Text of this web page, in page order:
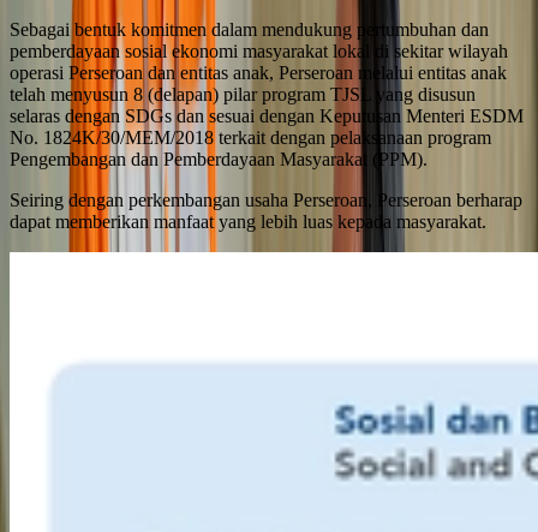
Sebagai bentuk komitmen dalam mendukung pertumbuhan dan
pemberdayaan sosial ekonomi masyarakat lokal di sekitar wilayah
operasi Perseroan dan entitas anak, Perseroan melalui entitas anak
telah menyusun 8 (delapan) pilar program TJSL yang disusun
selaras dengan SDGs dan sesuai dengan Keputusan Menteri ESDM
No. 1824K/30/MEM/2018 terkait dengan pelaksanaan program
Pengembangan dan Pemberdayaan Masyarakat (PPM).
Seiring dengan perkembangan usaha Perseroan, Perseroan berharap
dapat memberikan manfaat yang lebih luas kepada masyarakat.